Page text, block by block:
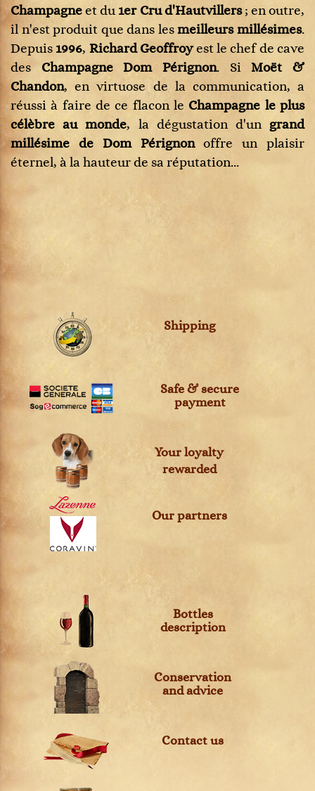
Champagneet du1er Cru d'Hautvillers; en outre,
il n'est produit que dans lesmeilleurs millésimes.
Depuis 1996, Richard Geoffroyest le chef de cave
des Champagne Dom Pérignon. SiMoët &
Chandon, en virtuose de la communication, a
réussi à faire de ce flacon le Champagne le plus
célèbre au monde, la dégustation d'un grand
millésime de Dom Pérignonoffre un plaisir
éternel, à la hauteur de sa réputation...
Shipping
Safe & secure
payment
Your loyalty
rewarded
Our partners
Bottles
description
Conservation
and advice
Contact us